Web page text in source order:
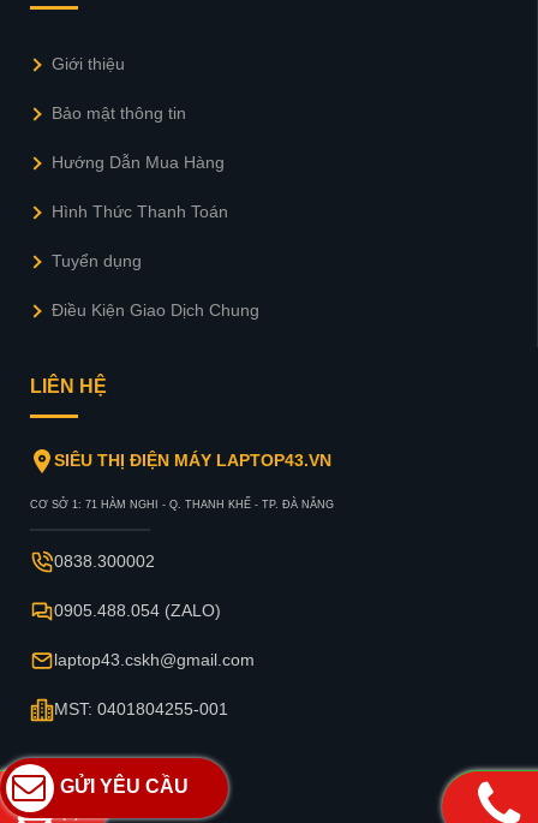
Giới thiệu
Bảo mật thông tin
Hướng Dẫn Mua Hàng
Hình Thức Thanh Toán
Tuyển dụng
Điều Kiện Giao Dịch Chung
LIÊN HỆ
SIÊU THỊ ĐIỆN MÁY LAPTOP43.VN
CƠ SỞ 1: 71 HÀM NGHI - Q. THANH KHẾ - TP. ĐÀ NẴNG
0838.300002
0905.488.054 (ZALO)
laptop43.cskh@gmail.com
MST: 0401804255-001
GỬI YÊU CẦU